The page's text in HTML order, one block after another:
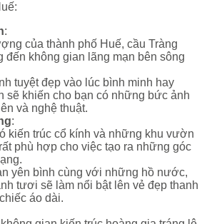
:
của thành phố Huế, cầu Tràng
đến không gian lãng mạn bên sông
tuyệt đẹp vào lúc bình minh hay
sẽ khiến cho bạn có những bức ảnh
và nghệ thuật.
:
kiến trúc cổ kính và những khu vườn
phù hợp cho việc tạo ra những góc
yên bình cùng với những hồ nước,
tươi sẽ làm nổi bật lên vẻ đẹp thanh
áo dài.